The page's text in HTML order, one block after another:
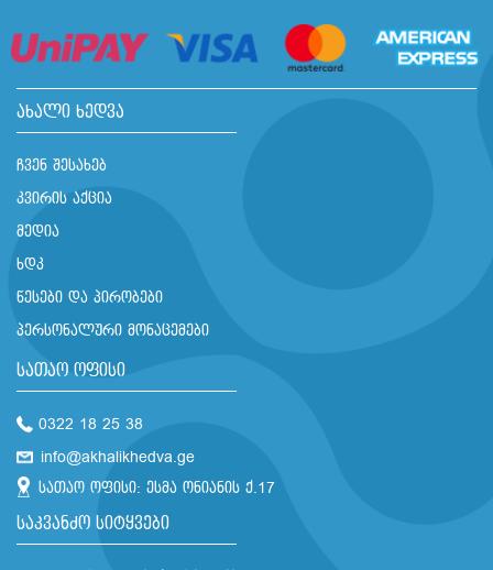
ახალი ხედვა
ჩვენ შესახებ
კვირის აქცია
მედია
ხდკ
წესები და პირობები
პერსონალური მონაცემები
სათაო ოფისი
0322 18 25 38
info@akhalikhedva.ge
სათაო ოფისი: ესმა ონიანის ქ.17
საკვანძო სიტყვები